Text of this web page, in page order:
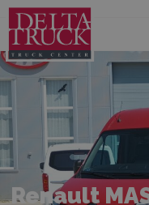
Renault